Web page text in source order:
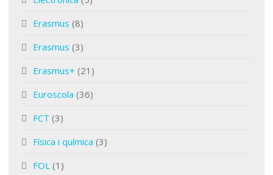
Erasmus (8)
Erasmus (3)
Erasmus+ (21)
Euroscola (36)
FCT (3)
Física i química (3)
FOL (1)